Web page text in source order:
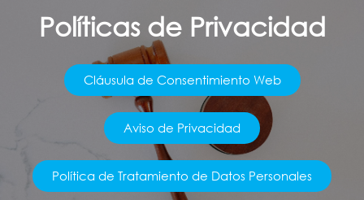
Políticas de Privacidad
Cláusula de Consentimiento Web
Aviso de Privacidad
Política de Tratamiento de Datos Personales